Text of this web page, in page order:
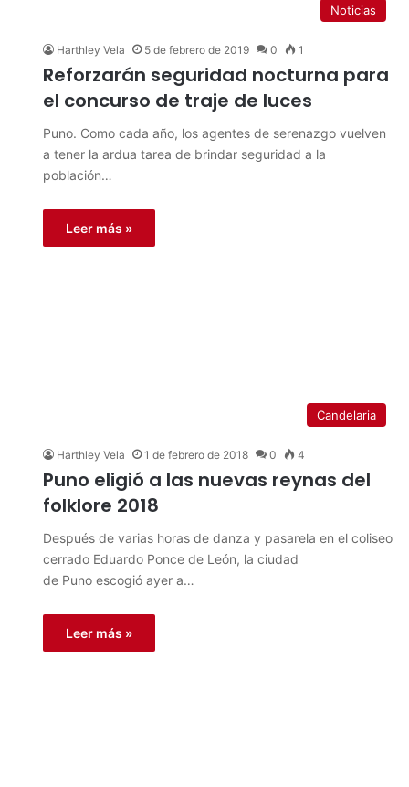
Noticias
Harthley Vela 5 de febrero de 2019 0 1
Reforzarán seguridad nocturna para
el concurso de traje de luces
Puno. Como cada año, los agentes de serenazgo vuelven
a tener la ardua tarea de brindar seguridad a la
población…
Leer más »
Candelaria
Harthley Vela 1 de febrero de 2018 0 4
Puno eligió a las nuevas reynas del
folklore 2018
Después de varias horas de danza y pasarela en el coliseo
cerrado Eduardo Ponce de León, la ciudad
de Puno escogió ayer a…
Leer más »